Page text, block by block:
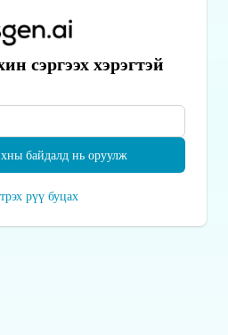
сэргээх хэрэгтэй
байдалд нь оруулж
рүү буцах